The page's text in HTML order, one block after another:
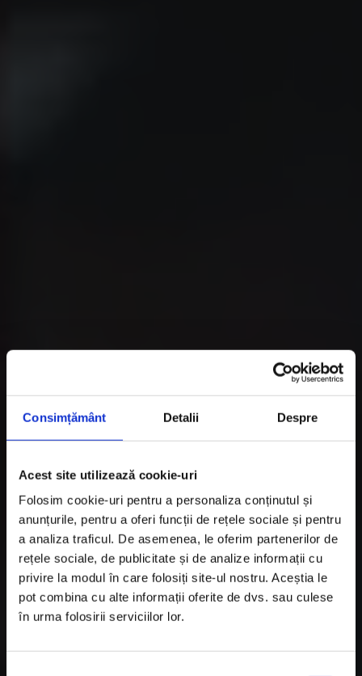
Consimțământ Detalii Despre
Acest site utilizează cookie-uri
Folosim cookie-uri pentru a personaliza conținutul și
anunțurile, pentru a oferi funcții de rețele sociale și pentru
a analiza traficul. De asemenea, le oferim partenerilor de
rețele sociale, de publicitate și de analize informații cu
privire la modul în care folosiți site-ul nostru. Aceștia le
pot combina cu alte informații oferite de dvs. sau culese
în urma folosirii serviciilor lor.
Secetă, tractoare și